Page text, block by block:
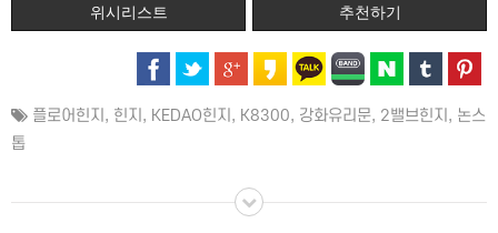
위시리스트 추천하기
플로어힌지 , 힌지 , KEDAO힌지 , K8300, 강화유리문, 2밸브힌지 , 논스
톱